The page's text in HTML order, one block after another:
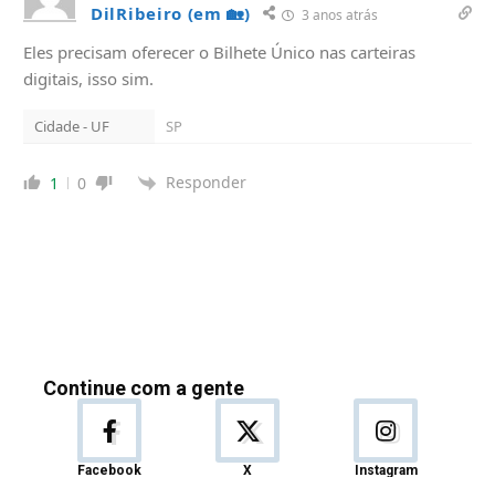
DilRibeiro (em 🏡) 3 anos atrás
Eles precisam oferecer o Bilhete Único nas carteiras
digitais, isso sim.
Cidade - UF SP
1 0 Responder
Continue com a gente
Facebook X Instagram